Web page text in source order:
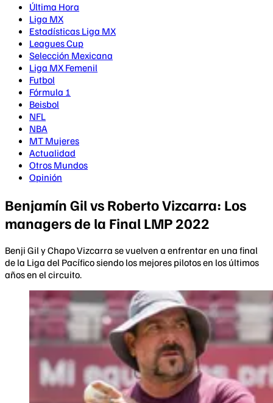
Última Hora
Liga MX
Estadísticas Liga MX
Leagues Cup
Selección Mexicana
Liga MX Femenil
Futbol
Fórmula 1
Beisbol
NFL
NBA
MT Mujeres
Actualidad
Otros Mundos
Opinión
Benjamín Gil vs Roberto Vizcarra: Los
managers de la Final LMP 2022
Benji Gil y Chapo Vizcarra se vuelven a enfrentar en una final
de la Liga del Pacífico siendo los mejores pilotos en los últimos
años en el circuito.